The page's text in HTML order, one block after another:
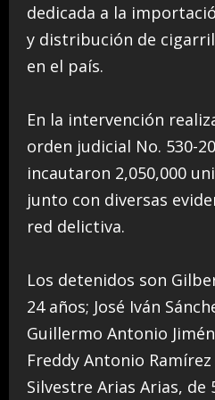
dedicada a la
y distribución de
en el país.
En la intervención
orden judicial No. 530-
incautaron 2,050,000
junto con diversas
red delictiva.
Los detenidos son
24 años; José Iván
Guillermo Antonio
Freddy Antonio
Silvestre Arias Arias, de